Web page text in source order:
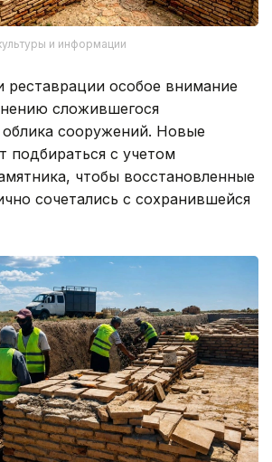
и информации
реставрации особое внимание
сложившегося
облика сооружений. Новые
подбираться с учетом
чтобы восстановленные
сочетались с сохранившейся